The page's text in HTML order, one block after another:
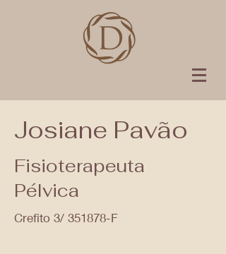
Josiane Pavão
Fisioterapeuta
Pélvica
Crefito 3/ 351878-F